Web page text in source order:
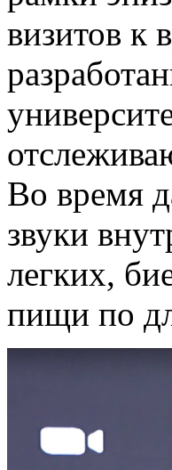
визитов к
Во время
звуки
легких,
пищи по